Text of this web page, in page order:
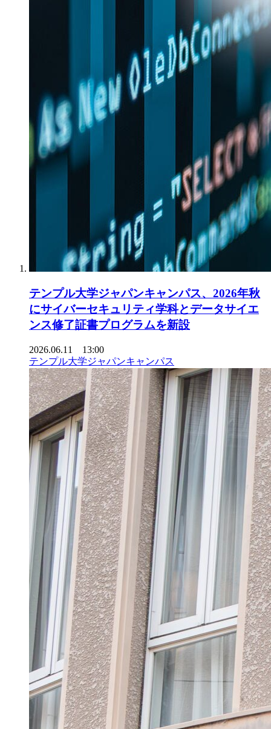
テンプル大学ジャパンキャンパス、2026年秋
にサイバーセキュリティ学科とデータサイエ
ンス修了証書プログラムを新設
2026.06.11 13:00
テンプル大学ジャパンキャンパス